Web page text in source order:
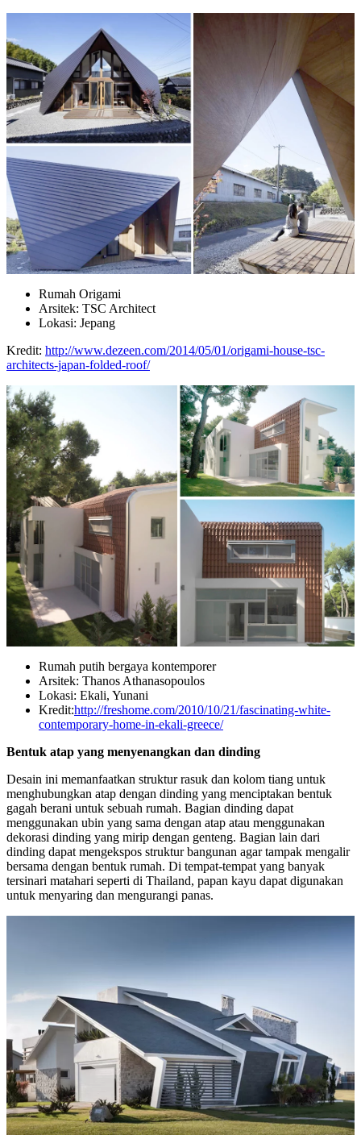
Rumah Origami
Arsitek: TSC Architect
Lokasi: Jepang
Kredit: http://www.dezeen.com/2014/05/01/origami-house-tsc-
architects-japan-folded-roof/
Rumah putih bergaya kontemporer
Arsitek: Thanos Athanasopoulos
Lokasi: Ekali, Yunani
Kredit:http://freshome.com/2010/10/21/fascinating-white-
contemporary-home-in-ekali-greece/
Bentuk atap yang menyenangkan dan dinding
Desain ini memanfaatkan struktur rasuk dan kolom tiang untuk
menghubungkan atap dengan dinding yang menciptakan bentuk
gagah berani untuk sebuah rumah. Bagian dinding dapat
menggunakan ubin yang sama dengan atap atau menggunakan
dekorasi dinding yang mirip dengan genteng. Bagian lain dari
dinding dapat mengekspos struktur bangunan agar tampak mengalir
bersama dengan bentuk rumah. Di tempat-tempat yang banyak
tersinari matahari seperti di Thailand, papan kayu dapat digunakan
untuk menyaring dan mengurangi panas.